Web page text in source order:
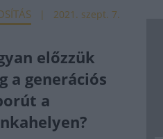
2021. szept. 7.
előzzük
a generációs
a